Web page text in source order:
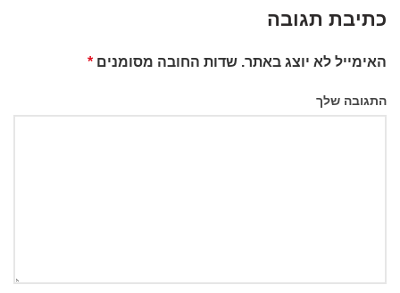
כתיבת תגובה
האימייל לא יוצג באתר. שדות החובה מסומנים *
התגובה שלך